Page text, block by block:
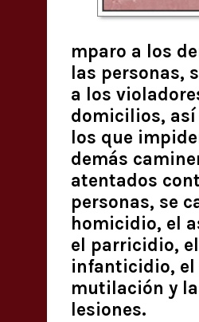
mparo a los
las personas,
a los
domicilios, así
los que
demás
atentados
personas, se
homicidio, el
el parricidio, el
infanticidio, el
mutilación y
lesiones.